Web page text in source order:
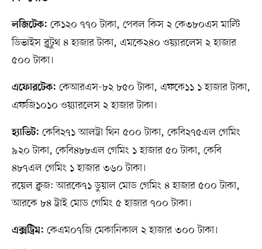
লজিটেক: কে১২০ ৭৭০ টাকা, পেবল কিস ২ কে৩৮০এস মাল্টি
ডিভাইস ব্লুটুথ ৪ হাজার টাকা, এমকে২৪০ ওয়্যারলেস ২ হাজার
৫০০ টাকা।
এফোরটেক: কেআরএস-৮২ ৮৫০ টাকা, এফকে১১ ১ হাজার টাকা,
এফজি১০১০ ওয়্যারলেস ২ হাজার টাকা।
হ্যাভিট: কেবি২৭১ আলট্রা থিন ৫০০ টাকা, কেবি২৭৫এল গেমিং
৯২০ টাকা, কেবি৪৮৮এল গেমিং ১ হাজার ৫০ টাকা, কেবি
৪৮৭এল গেমিং ১ হাজার ৩৬০ টাকা।
রয়েল ক্লুজ: আরকে৭১ ডুয়াল মোড গেমিং ৪ হাজার ৫০০ টাকা,
আরকে ৮৪ ট্রাই মোড গেমিং ৫ হাজার ৭০০ টাকা।
এক্সট্রিম: কেএম০৭জি মেকানিকাল ২ হাজার ৩০০ টাকা।